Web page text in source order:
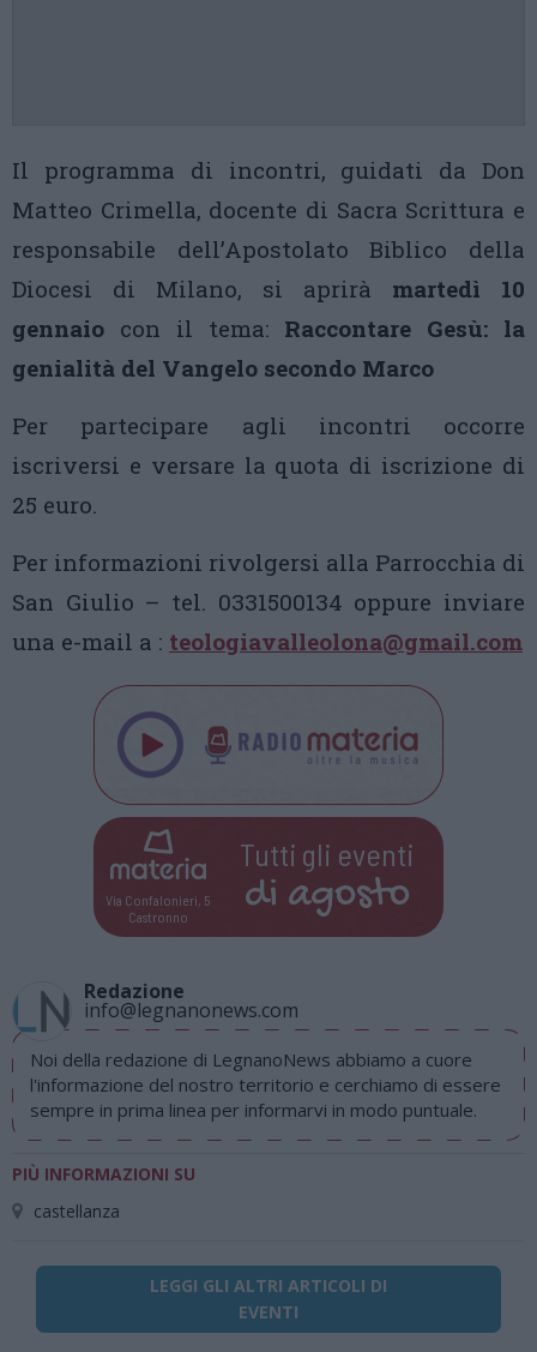
Il programma di incontri, guidati da Don
Matteo Crimella, docente di Sacra Scrittura e
responsabile dell’Apostolato Biblico della
Diocesi di Milano, si aprirà martedì 10
gennaio con il tema: Raccontare Gesù: la
genialità del Vangelo secondo Marco
Per partecipare agli incontri occorre
iscriversi e versare la quota di iscrizione di
25 euro.
Per informazioni rivolgersi alla Parrocchia di
San Giulio – tel. 0331500134 oppure inviare
una e-mail a : teologiavalleolona@gmail.com
Via Confalonieri, 5
Castronno
Tutti gli eventi
di agosto
Redazione
info@legnanonews.com
Noi della redazione di LegnanoNews abbiamo a cuore
l'informazione del nostro territorio e cerchiamo di essere
sempre in prima linea per informarvi in modo puntuale.
PIÙ INFORMAZIONI SU
castellanza
LEGGI GLI ALTRI ARTICOLI DI
EVENTI